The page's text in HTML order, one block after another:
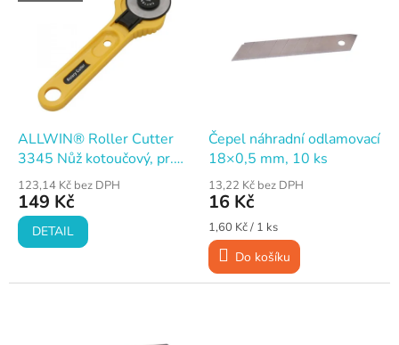
dALLWIN® Roller Cutter
3345 Nůž kotoučový, pr.
45 mm, d. 175 mm
123,14 Kč bez DPH
149 Kč
DETAIL
Čepel náhradní odlamovací
18×0,5 mm, 10 ks
13,22 Kč bez DPH
16 Kč
Měrná
cena:
1,60 Kč / 1 ks
Do košíku